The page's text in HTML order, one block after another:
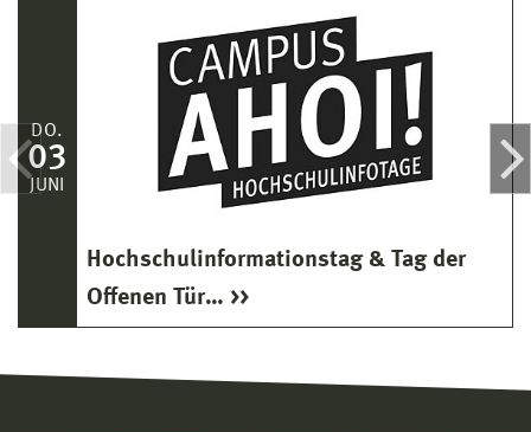
DO.
03
JUNI
Hochschulinformationstag & Tag der
Offenen Tür…